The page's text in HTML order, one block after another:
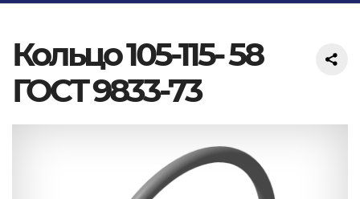
Кольцо 105-115- 58
ГОСТ 9833-73